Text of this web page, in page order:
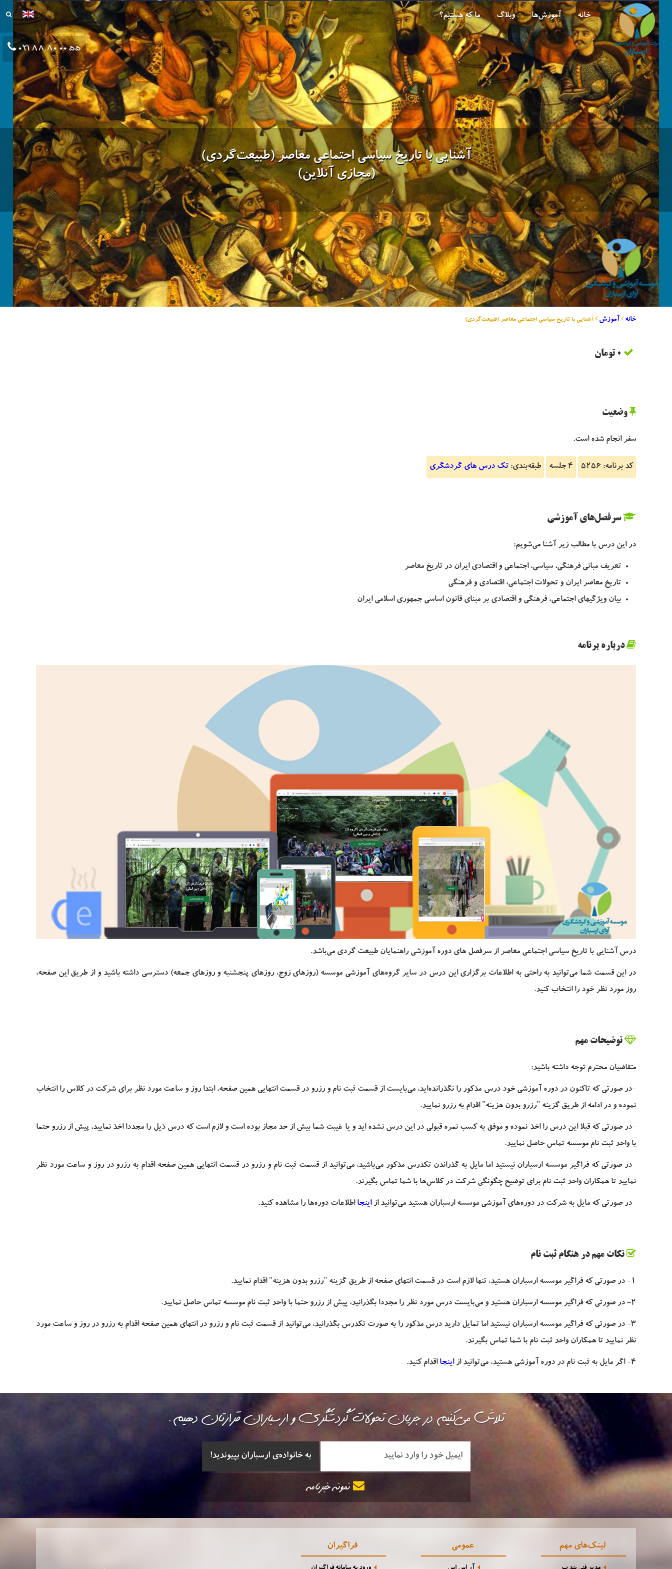
خانه آموزش‌ها وبلاگ ما که هستیم؟
021 88 80 00 55
آشنایی با تاریخ سیاسی اجتماعی معاصر (طبیعت‌گردی)
(مجازی آنلاین)
خانه آموزش آشنایی با تاریخ سیاسی اجتماعی معاصر (طبیعت‌گردی)
وضعیت
سفر انجام شده است.
کد برنامه: 5256 4 جلسه طبقه‌بندی: تک درس های گردشگری
سرفصل‌های آموزشی
در این درس با مطالب زیر آشنا می‌شویم:
تعریف مبانی فرهنگی، سیاسی، اجتماعی و اقتصادی ایران در تاریخ معاصر
تاریخ معاصر ایران و تحولات اجتماعی، اقتصادی و فرهنگی
بیان ویژگیهای اجتماعی، فرهنگی و اقتصادی بر مبنای قانون اساسی جمهوری اسلامی ایران
درباره برنامه
درس آشنایی با تاریخ سیاسی اجتماعی معاصر از سرفصل های دوره آموزشی راهنمایان طبیعت گردی می‌باشد.
در این قسمت شما می‌توانید به راحتی به اطلاعات برگزاری این درس در سایر گروه‌های آموزشی موسسه (روزهای زوج، روزهای پنجشنبه و روزهای جمعه) دسترسی داشته باشید و از طریق این صفحه،
روز مورد نظر خود را انتخاب کنید.
توضیحات مهم
متقاضیان محترم توجه داشته باشید:
-در صورتی که تاکنون در دوره آموزشی خود درس مذکور را نگذرانده‌اید، می‌بایست از قسمت ثبت نام و رزرو در قسمت انتهایی همین صفحه، ابتدا روز و ساعت مورد نظر برای شرکت در کلاس را انتخاب
نموده و در ادامه از طریق گزینه "رزرو بدون هزینه" اقدام به رزرو نمایید.
-در صورتی که قبلا این درس را اخذ نموده و موفق به کسب نمره قبولی در این درس نشده اید و یا غیبت شما بیش از حد مجاز بوده است و لازم است که درس ذیل را مجددا اخذ نمایید، پیش از رزرو حتما
با واحد ثبت نام موسسه تماس حاصل نمایید.
-در صورتی که فراگیر موسسه ارسباران نیستید اما مایل به گذراندن تکدرس مذکور می‌باشید، می‌توانید از قسمت ثبت نام و رزرو در قسمت انتهایی همین صفحه اقدام به رزرو در روز و ساعت مورد نظر
نمایید تا همکاران واحد ثبت نام برای توضیح چگونگی شرکت در کلاس‌ها با شما تماس بگیرند.
-در صورتی که مایل به شرکت در دوره‌های آموزشی موسسه ارسباران هستید می‌توانید ازاینجا اطلاعات دوره‌ها را مشاهده کنید.
نکات مهم در هنگام ثبت نام
1- در صورتی که فراگیر موسسه ارسباران هستید، تنها لازم است در قسمت انتهای صفحه از طریق گزینه "رزرو بدون هزینه" اقدام نمایید.
2- در صورتی که فراگیر موسسه ارسباران هستید و می‌بایست درس مورد نظر را مجددا بگذرانید، پیش از رزرو حتما با واحد ثبت نام موسسه تماس حاصل نمایید.
3- در صورتی که فراگیر موسسه ارسباران نیستید اما تمایل دارید درس مذکور را به صورت تکدرس بگذرانید، می‌توانید از قسمت ثبت نام و رزرو در انتهای همین صفحه اقدام به
رزرو در روز و ساعت مورد
نظر نمایید تا همکاران واحد ثبت نام با شما تماس بگیرند.
4- اگر مایل به ثبت نام در دوره آموزشی هستید، می‌توانید از اینجا اقدام کنید.
تلاش می‌کنیم در جریان تحولات گردشگری و ارسباران قرارتان دهیم.
نمونه خبرنامه
لینک‌های مهم عمومی فراگیران